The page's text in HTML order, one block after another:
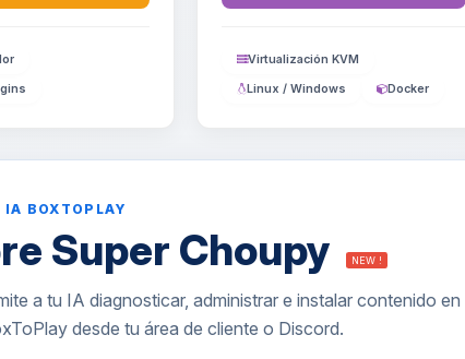
Virtualización KVM
Linux / Windows Docker
BOXTOPLAY
Super Choupy NEW !
a tu IA diagnosticar, administrar e instalar contenido en
desde tu área de cliente o Discord.